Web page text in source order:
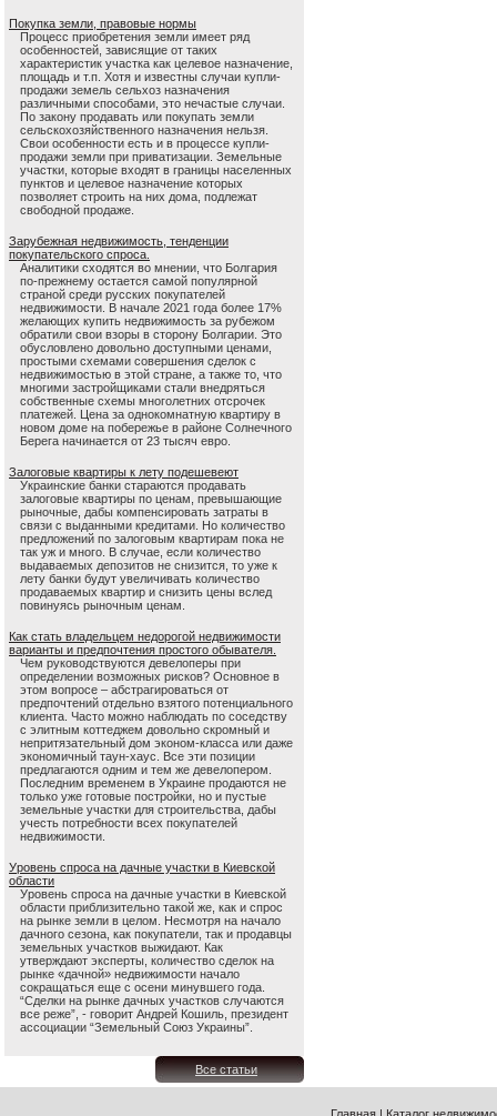
Покупка земли, правовые нормы
Процесс приобретения земли имеет ряд
особенностей, зависящие от таких
характеристик участка как целевое назначение,
площадь и т.п. Хотя и известны случаи купли-
продажи земель сельхоз назначения
различными способами, это нечастые случаи.
По закону продавать или покупать земли
сельскохозяйственного назначения нельзя.
Свои особенности есть и в процессе купли-
продажи земли при приватизации. Земельные
участки, которые входят в границы населенных
пунктов и целевое назначение которых
позволяет строить на них дома, подлежат
свободной продаже.
Зарубежная недвижимость, тенденции
покупательского спроса.
Аналитики сходятся во мнении, что Болгария
по-прежнему остается самой популярной
страной среди русских покупателей
недвижимости. В начале 2021 года более 17%
желающих купить недвижимость за рубежом
обратили свои взоры в сторону Болгарии. Это
обусловлено довольно доступными ценами,
простыми схемами совершения сделок с
недвижимостью в этой стране, а также то, что
многими застройщиками стали внедряться
собственные схемы многолетних отсрочек
платежей. Цена за однокомнатную квартиру в
новом доме на побережье в районе Солнечного
Берега начинается от 23 тысяч евро.
Залоговые квартиры к лету подешевеют
Украинские банки стараются продавать
залоговые квартиры по ценам, превышающие
рыночные, дабы компенсировать затраты в
связи с выданными кредитами. Но количество
предложений по залоговым квартирам пока не
так уж и много. В случае, если количество
выдаваемых депозитов не снизится, то уже к
лету банки будут увеличивать количество
продаваемых квартир и снизить цены вслед
повинуясь рыночным ценам.
Как стать владельцем недорогой недвижимости
варианты и предпочтения простого обывателя.
Чем руководствуются девелоперы при
определении возможных рисков? Основное в
этом вопросе – абстрагироваться от
предпочтений отдельно взятого потенциального
клиента. Часто можно наблюдать по соседству
с элитным коттеджем довольно скромный и
непритязательный дом эконом-класса или даже
экономичный таун-хаус. Все эти позиции
предлагаются одним и тем же девелопером.
Последним временем в Украине продаются не
только уже готовые постройки, но и пустые
земельные участки для строительства, дабы
учесть потребности всех покупателей
недвижимости.
Уровень спроса на дачные участки в Киевской
области
Уровень спроса на дачные участки в Киевской
области приблизительно такой же, как и спрос
на рынке земли в целом. Несмотря на начало
дачного сезона, как покупатели, так и продавцы
земельных участков выжидают. Как
утверждают эксперты, количество сделок на
рынке «дачной» недвижимости начало
сокращаться еще с осени минувшего года.
“Сделки на рынке дачных участков случаются
все реже”, - говорит Андрей Кошиль, президент
ассоциации “Земельный Союз Украины”.
Все статьи